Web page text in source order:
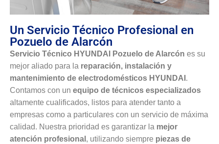
Un Servicio Técnico Profesional en
Pozuelo de Alarcón
Servicio Técnico HYUNDAI Pozuelo de Alarcón es su
mejor aliado para la reparación, instalación y
mantenimiento de electrodomésticos HYUNDAI .
Contamos con un equipo de técnicos especializados
altamente cualificados, listos para atender tanto a
empresas como a particulares con un servicio de máxima
calidad. Nuestra prioridad es garantizar la mejor
atención profesional , utilizando siempre piezas de